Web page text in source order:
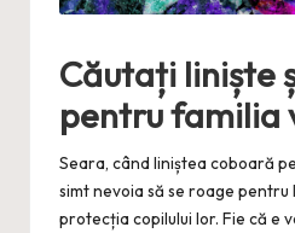
Căutați liniște
pentru familia
Seara, când liniștea coboară
simt nevoia să se roage pentru
protecția copilului lor. Fie că e